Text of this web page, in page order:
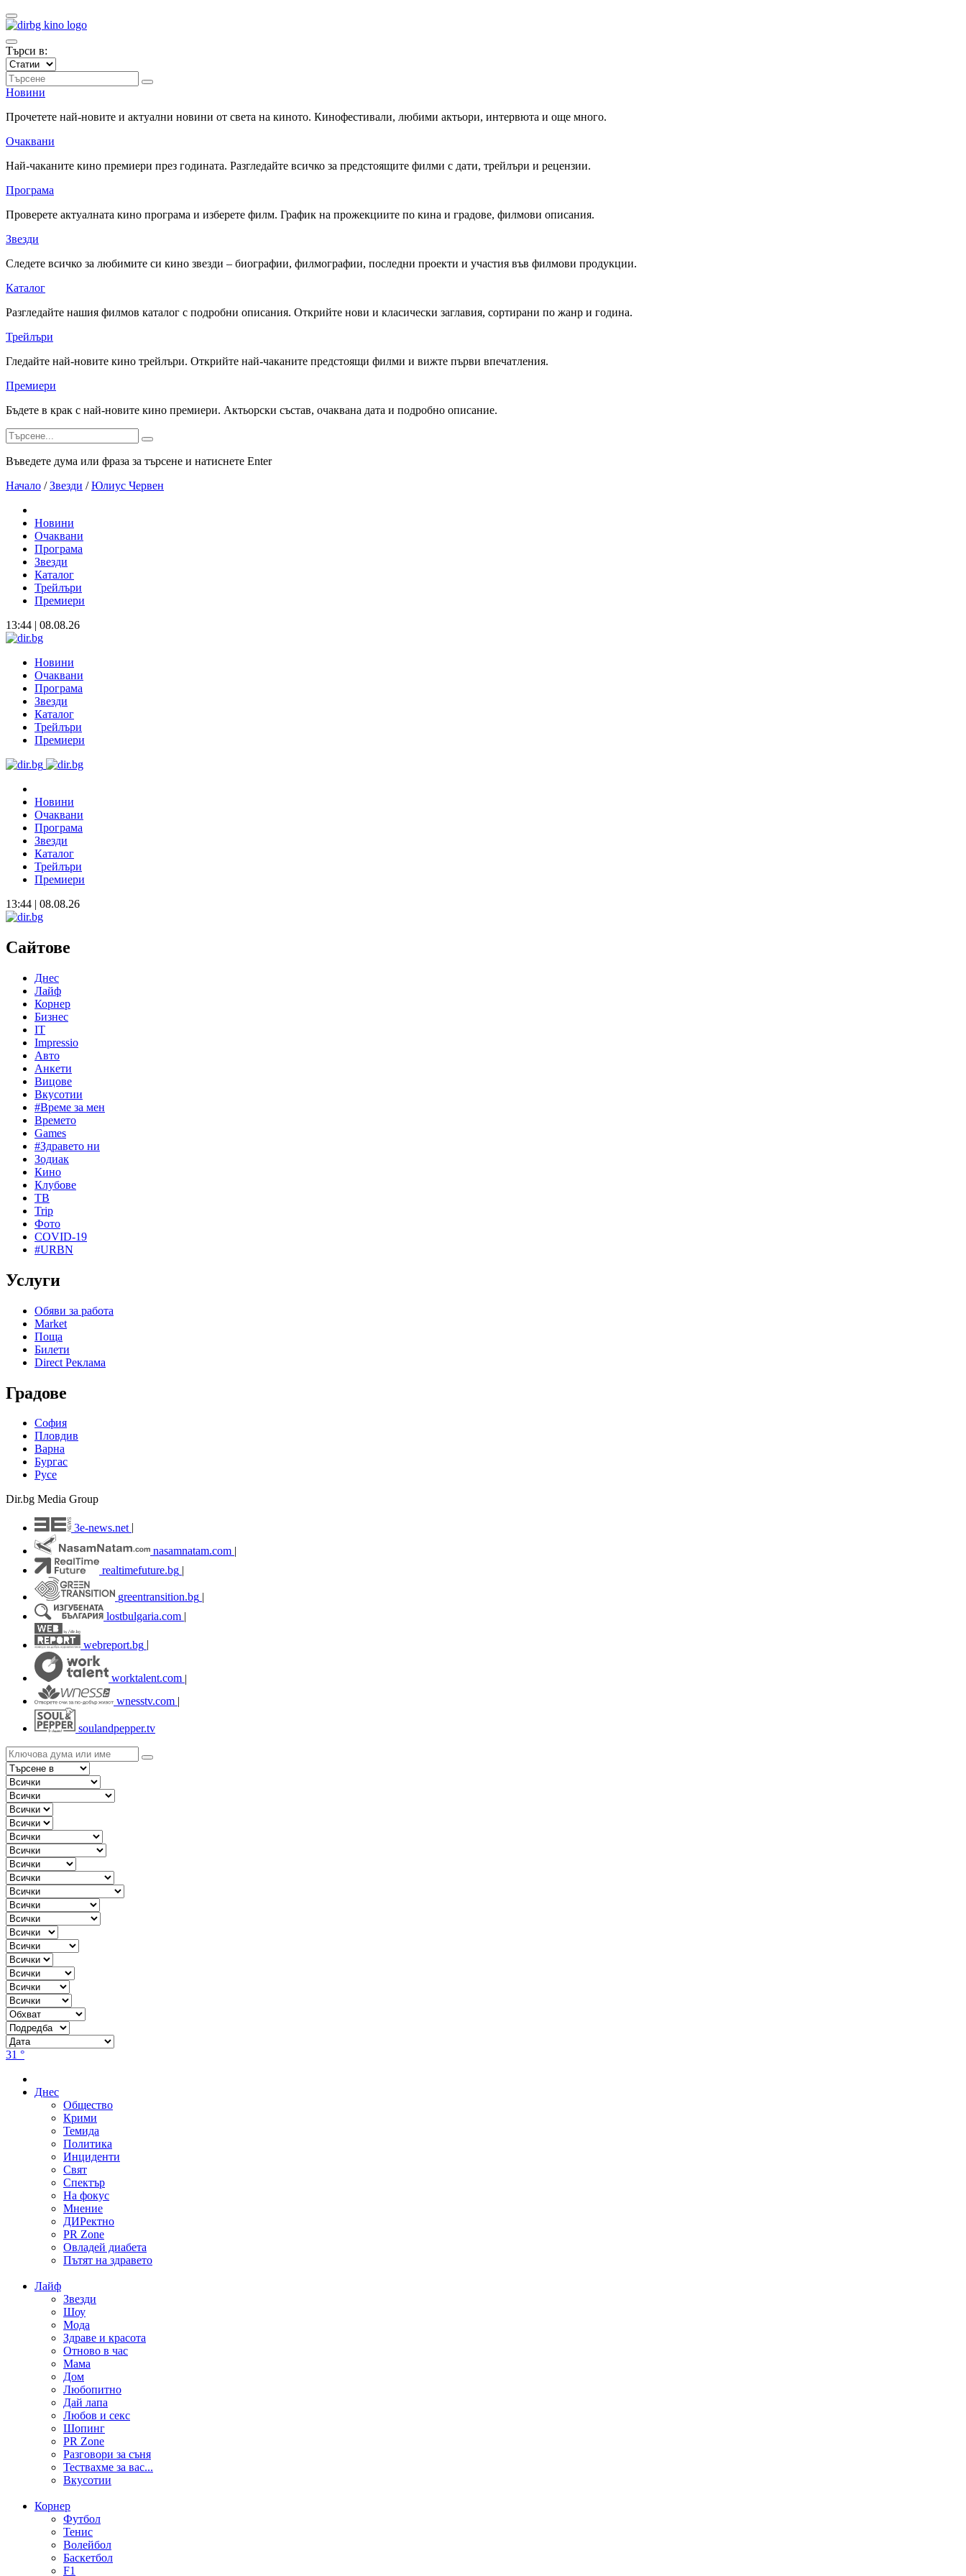
Търси в:
Новини
Прочетете най-новите и актуални новини от света на киното. Кинофестивали, любими актьори, интервюта и още много.
Очаквани
Най-чаканите кино премиери през годината. Разгледайте всичко за предстоящите филми с дати, трейлъри и рецензии.
Програма
Проверете актуалната кино програма и изберете филм. График на прожекциите по кина и градове, филмови описания.
Звезди
Следете всичко за любимите си кино звезди – биографии, филмографии, последни проекти и участия във филмови продукции.
Каталог
Разгледайте нашия филмов каталог с подробни описания. Открийте нови и класически заглавия, сортирани по жанр и година.
Трейлъри
Гледайте най-новите кино трейлъри. Открийте най-чаканите предстоящи филми и вижте първи впечатления.
Премиери
Бъдете в крак с най-новите кино премиери. Актьорски състав, очаквана дата и подробно описание.
Въведете дума или фраза за търсене и натиснете Enter
Начало / Звезди / Юлиус Червен
Новини
Очаквани
Програма
Звезди
Каталог
Трейлъри
Премиери
13:44 | 08.08.26
Новини
Очаквани
Програма
Звезди
Каталог
Трейлъри
Премиери
Новини
Очаквани
Програма
Звезди
Каталог
Трейлъри
Премиери
13:44 | 08.08.26
Сайтове
Днес
Лайф
Корнер
Бизнес
IT
Impressio
Авто
Анкети
Вицове
Вкусотии
#Време за мен
Времето
Games
#Здравето ни
Зодиак
Кино
Клубове
ТВ
Trip
Фото
COVID-19
#URBN
Услуги
Обяви за работа
Market
Поща
Билети
Direct Реклама
Градове
София
Пловдив
Варна
Бургас
Русе
Dir.bg Media Group
3e-news.net
nasamnatam.com |
realtimefuture.bg |
greentransition.bg |
lostbulgaria.com |
webreport.bg
worktalent.com |
wnesstv.com |
soulandpepper.tv
31 °
Днес
Общество
Крими
Темида
Политика
Инциденти
Свят
Спектър
На фокус
Мнение
ДИРектно
PR Zone
Овладей диабета
Пътят на здравето
Лайф
Звезди
Шоу
Мода
Здраве и красота
Отново в час
Мама
Дом
Любопитно
Дай лапа
Любов и секс
Шопинг
PR Zone
Разговори за съня
Тествахме за вас...
Вкусотии
Корнер
Футбол
Тенис
Волейбол
Баскетбол
F1